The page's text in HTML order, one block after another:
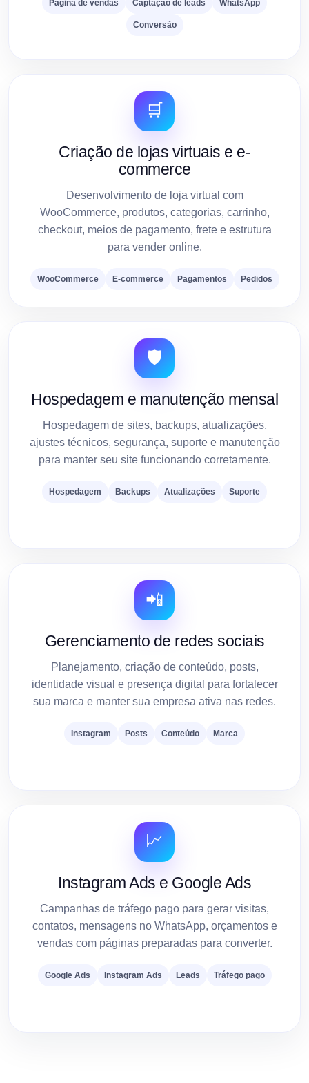
Página de vendas Captação de leads WhatsApp
Conversão
🛒
Criação de lojas virtuais e e-
commerce
Desenvolvimento de loja virtual com
WooCommerce, produtos, categorias, carrinho,
checkout, meios de pagamento, frete e estrutura
para vender online.
WooCommerce E-commerce Pagamentos Pedidos
🛡️
Hospedagem e manutenção mensal
Hospedagem de sites, backups, atualizações,
ajustes técnicos, segurança, suporte e manutenção
para manter seu site funcionando corretamente.
Hospedagem Backups Atualizações Suporte
📲
Gerenciamento de redes sociais
Planejamento, criação de conteúdo, posts,
identidade visual e presença digital para fortalecer
sua marca e manter sua empresa ativa nas redes.
Instagram Posts Conteúdo Marca
📈
Instagram Ads e Google Ads
Campanhas de tráfego pago para gerar visitas,
contatos, mensagens no WhatsApp, orçamentos e
vendas com páginas preparadas para converter.
Google Ads Instagram Ads Leads Tráfego pago